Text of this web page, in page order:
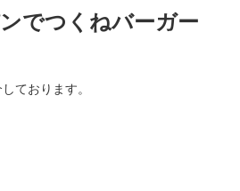
でつくねバーガー
ております。